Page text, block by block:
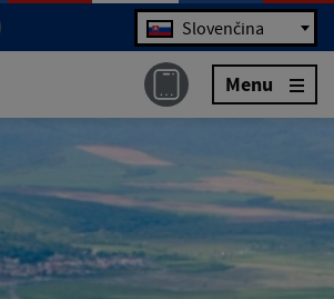
Jazyk Slovenčina
Menu